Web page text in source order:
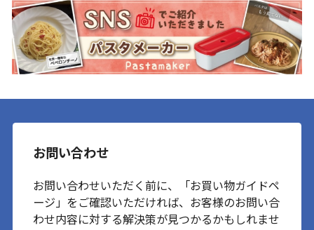
お問い合わせ
お問い合わせいただく前に、「お買い物ガイドペ
ージ」をご確認いただければ、お客様のお問い合
わせ内容に対する解決策が見つかるかもしれませ